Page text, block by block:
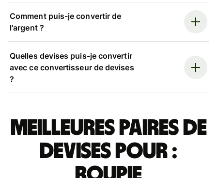
Comment puis-je convertir de
l'argent ?
Quelles devises puis-je convertir
avec ce convertisseur de devises
?
Meilleures paires de
devises pour :